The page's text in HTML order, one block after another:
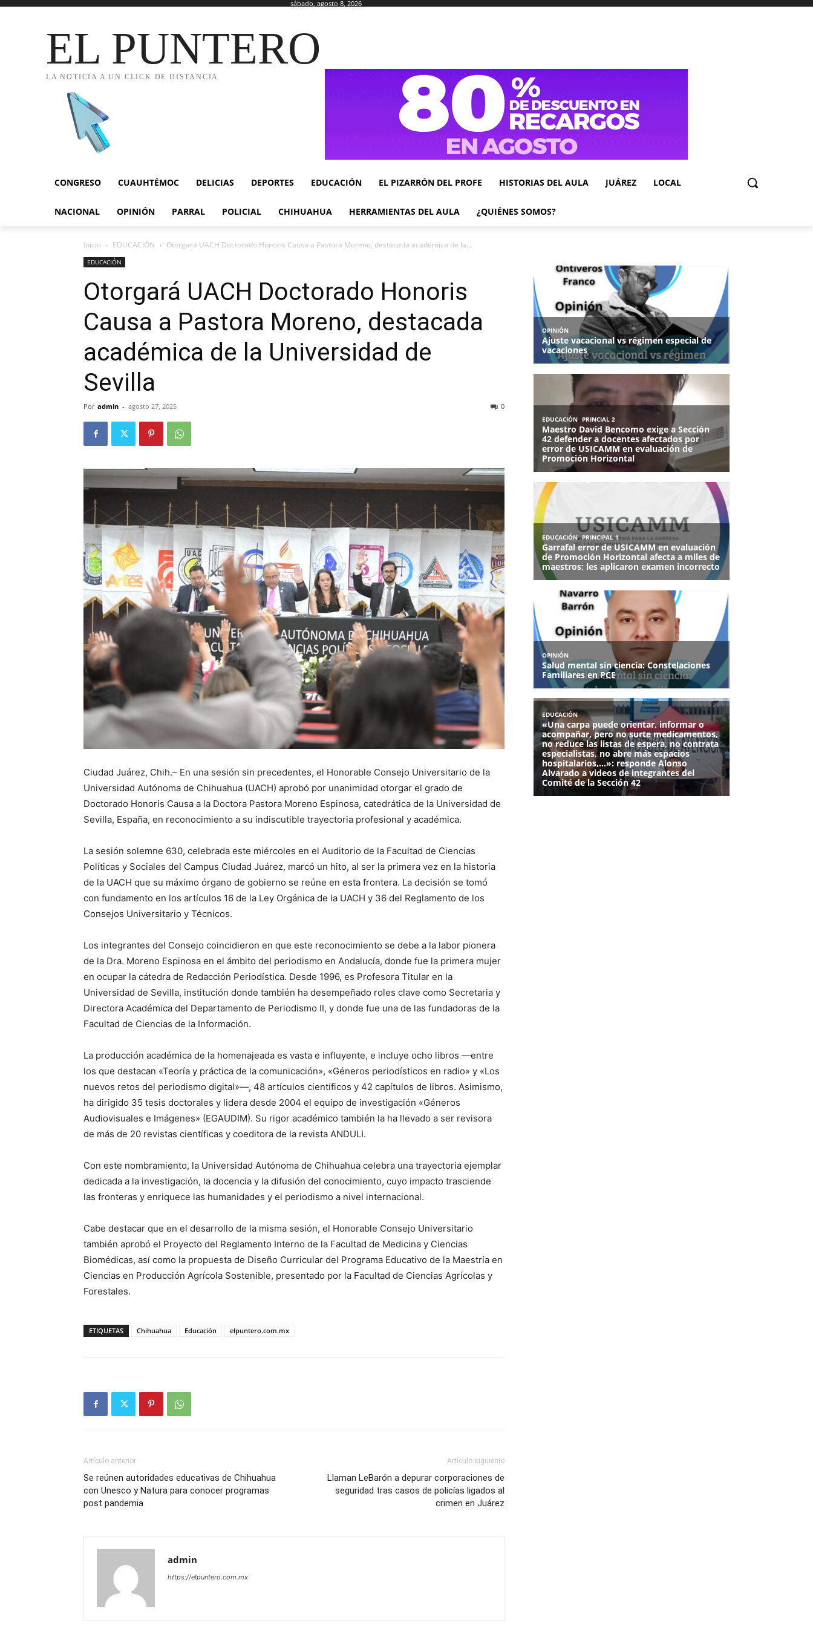
sábado, agosto 8, 2026
EL PUNTERO
LA NOTICIA A UN CLICK DE DISTANCIA
CONGRESO CUAUHTÉMOC DELICIAS DEPORTES EDUCACIÓN EL PIZARRÓN DEL PROFE HISTORIAS DEL AULA JUÁREZ LOCAL
NACIONAL OPINIÓN PARRAL POLICIAL CHIHUAHUA HERRAMIENTAS DEL AULA ¿QUIÉNES SOMOS?
Inicio EDUCACIÓN Otorgará UACH Doctorado Honoris Causa a Pastora Moreno, destacada académica de la...
EDUCACIÓN
Otorgará UACH Doctorado Honoris
Causa a Pastora Moreno, destacada
académica de la Universidad de
Sevilla
Por admin - agosto 27, 2025 0
Ciudad Juárez, Chih.– En una sesión sin precedentes, el Honorable Consejo Universitario de la
Universidad Autónoma de Chihuahua (UACH) aprobó por unanimidad otorgar el grado de
Doctorado Honoris Causa a la Doctora Pastora Moreno Espinosa, catedrática de la Universidad de
Sevilla, España, en reconocimiento a su indiscutible trayectoria profesional y académica.
La sesión solemne 630, celebrada este miércoles en el Auditorio de la Facultad de Ciencias
Políticas y Sociales del Campus Ciudad Juárez, marcó un hito, al ser la primera vez en la historia
de la UACH que su máximo órgano de gobierno se reúne en esta frontera. La decisión se tomó
con fundamento en los artículos 16 de la Ley Orgánica de la UACH y 36 del Reglamento de los
Consejos Universitario y Técnicos.
Los integrantes del Consejo coincidieron en que este reconocimiento se debe a la labor pionera
de la Dra. Moreno Espinosa en el ámbito del periodismo en Andalucía, donde fue la primera mujer
en ocupar la cátedra de Redacción Periodística. Desde 1996, es Profesora Titular en la
Universidad de Sevilla, institución donde también ha desempeñado roles clave como Secretaria y
Directora Académica del Departamento de Periodismo II, y donde fue una de las fundadoras de la
Facultad de Ciencias de la Información.
La producción académica de la homenajeada es vasta e influyente, e incluye ocho libros —entre
los que destacan «Teoría y práctica de la comunicación», «Géneros periodísticos en radio» y «Los
nuevos retos del periodismo digital»—, 48 artículos científicos y 42 capítulos de libros. Asimismo,
ha dirigido 35 tesis doctorales y lidera desde 2004 el equipo de investigación «Géneros
Audiovisuales e Imágenes» (EGAUDIM). Su rigor académico también la ha llevado a ser revisora
de más de 20 revistas científicas y coeditora de la revista ANDULI.
Con este nombramiento, la Universidad Autónoma de Chihuahua celebra una trayectoria ejemplar
dedicada a la investigación, la docencia y la difusión del conocimiento, cuyo impacto trasciende
las fronteras y enriquece las humanidades y el periodismo a nivel internacional.
Cabe destacar que en el desarrollo de la misma sesión, el Honorable Consejo Universitario
también aprobó el Proyecto del Reglamento Interno de la Facultad de Medicina y Ciencias
Biomédicas, así como la propuesta de Diseño Curricular del Programa Educativo de la Maestría en
Ciencias en Producción Agrícola Sostenible, presentado por la Facultad de Ciencias Agrícolas y
Forestales.
ETIQUETAS Chihuahua Educación elpuntero.com.mx
Artículo anterior
Se reúnen autoridades educativas de Chihuahua
con Unesco y Natura para conocer programas
post pandemia
Artículo siguiente
Llaman LeBarón a depurar corporaciones de
seguridad tras casos de policías ligados al
crimen en Juárez
admin
https://elpuntero.com.mx